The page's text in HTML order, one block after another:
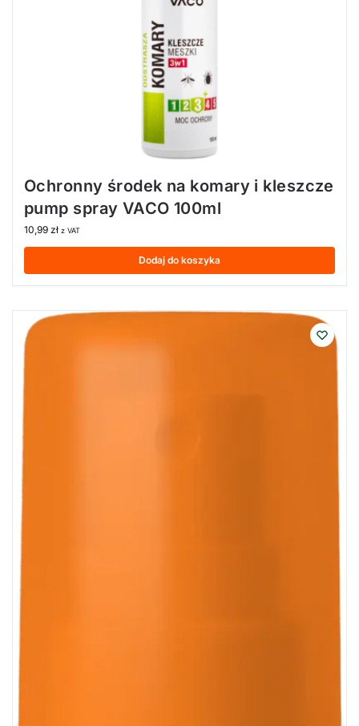
Ochronny środek na komary i kleszcze
pump spray VACO 100ml
10,99 zł z VAT
Dodaj do koszyka